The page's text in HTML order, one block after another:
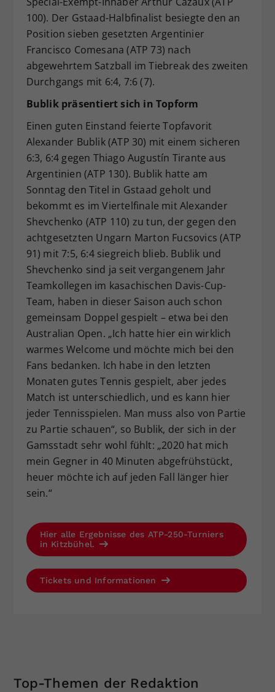
100). Der Gstaad-Halbfinalist besiegte den an
Position sieben gesetzten Argentinier
Francisco Comesana (ATP 73) nach
abgewehrtem Satzball im Tiebreak des zweiten
Durchgangs mit 6:4, 7:6 (7).
Bublik präsentiert sich in Topform
Einen guten Einstand feierte Topfavorit
Alexander Bublik (ATP 30) mit einem sicheren
6:3, 6:4 gegen Thiago Augustín Tirante aus
Argentinien (ATP 130). Bublik hatte am
Sonntag den Titel in Gstaad geholt und
bekommt es im Viertelfinale mit Alexander
Shevchenko (ATP 110) zu tun, der gegen den
achtgesetzten Ungarn Marton Fucsovics (ATP
91) mit 7:5, 6:4 siegreich blieb. Bublik und
Shevchenko sind ja seit vergangenem Jahr
Teamkollegen im kasachischen Davis-Cup-
Team, haben in dieser Saison auch schon
gemeinsam Doppel gespielt – etwa bei den
Australian Open. „Ich hatte hier ein wirklich
warmes Welcome und möchte mich bei den
Fans bedanken. Ich habe in den letzten
Monaten gutes Tennis gespielt, aber jedes
Match ist unterschiedlich, und es kann hier
jeder Tennisspielen. Man muss also von Partie
zu Partie schauen“, so Bublik, der sich in der
Gamsstadt sehr wohl fühlt: „2020 hat mich
mein Gegner in 40 Minuten abgefrühstückt,
heuer möchte ich auf jeden Fall länger hier
sein.“
Hier alle Ergebnisse des ATP-250-Turniers
in Kitzbühel.
Tickets und Informationen
Top-Themen der Redaktion